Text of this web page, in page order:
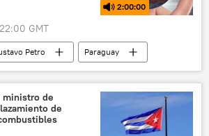
2:00:00
GMT
Petro
Paraguay
Peña
Senado de Colombia
ministro de
de